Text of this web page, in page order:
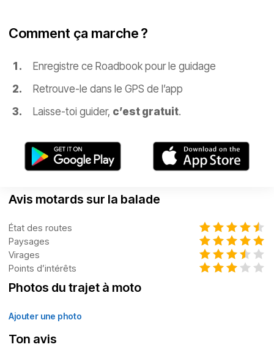
Comment ça marche ?
Enregistre ce Roadbook pour le guidage
Retrouve-le dans le GPS de l’app
Laisse-toi guider, c’est gratuit.
Avis motards sur la balade
État des routes
Paysages
Virages
Points d’intérêts
Photos du trajet à moto
Ajouter une photo
Ton avis